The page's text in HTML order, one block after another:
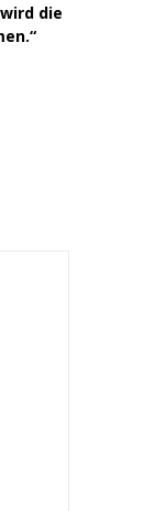
die